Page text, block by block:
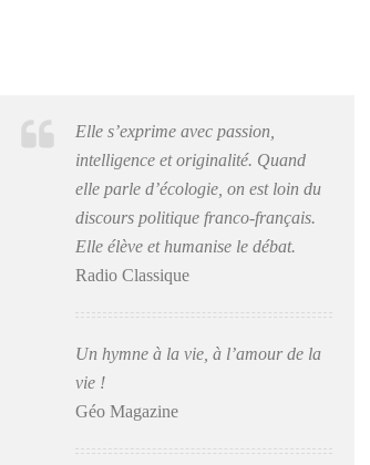
Elle s’exprime avec passion,
intelligence et originalité. Quand
elle parle d’écologie, on est loin du
discours politique franco-français.
Elle élève et humanise le débat.
Radio Classique
Un hymne à la vie, à l’amour de la
vie !
Géo Magazine